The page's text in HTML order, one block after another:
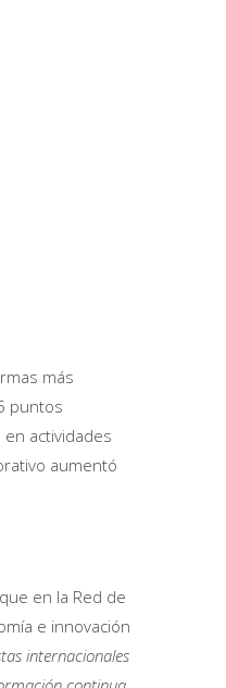
más
puntos
actividades
aumentó
en la Red de
e innovación
internacionales